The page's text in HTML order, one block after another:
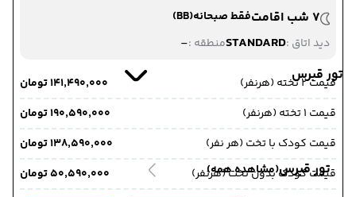
تور قبرس
تور قبرس(مشاهده همه)
7 شب اقامت
فقط صبحانه(BB)
دید اتاق :STANDARDمنطقه :-
قیمت 2 تخته (هرنفر)
۱۴۱٬۴۹۰٬۰۰۰ تومان
قیمت 1 تخته (هرنفر)
۱۹۰٬۵۹۰٬۰۰۰ تومان
قیمت کودک با تخت (هر نفر)
۱۳۸٬۵۹۰٬۰۰۰ تومان
قیمت کودک بدون تخت (هرنفر)
۵۰٬۵۹۰٬۰۰۰ تومان